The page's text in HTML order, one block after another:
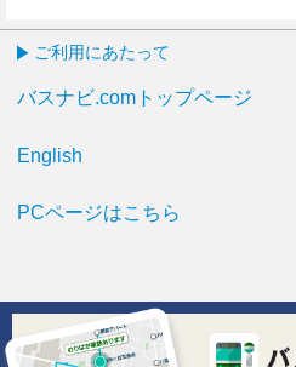
ご利用にあたって
バスナビ.comトップページ
English
PCページはこちら